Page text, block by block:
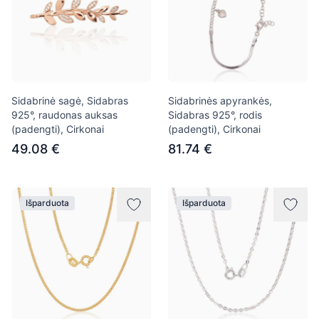
Sidabrinė sagė, Sidabras
925°, raudonas auksas
(padengti), Cirkonai
49.08 €
Sidabrinės apyrankės,
Sidabras 925°, rodis
(padengti), Cirkonai
81.74 €
Išparduota Išparduota